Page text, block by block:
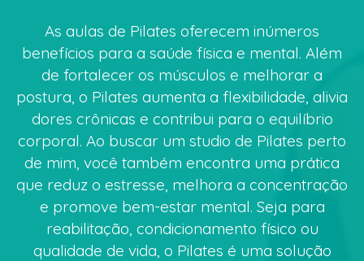
As aulas de Pilates oferecem inúmeros
benefícios para a saúde física e mental. Além
de fortalecer os músculos e melhorar a
postura, o Pilates aumenta a flexibilidade, alivia
dores crônicas e contribui para o equilíbrio
corporal. Ao buscar um studio de Pilates perto
de mim, você também encontra uma prática
que reduz o estresse, melhora a concentração
e promove bem-estar mental. Seja para
reabilitação, condicionamento físico ou
qualidade de vida, o Pilates é uma solução